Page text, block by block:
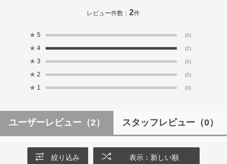
レビュー件数：2件
★ 5 (0)
★ 4 (2)
★ 3 (0)
★ 2 (0)
★ 1 (0)
ユーザーレビュー （2） スタッフレビュー （0）
絞り込み 表示：新しい順